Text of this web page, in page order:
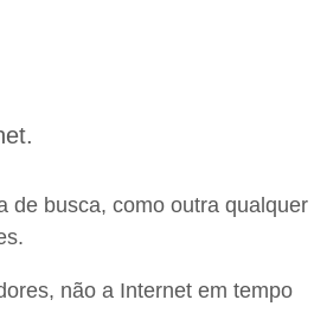
de busca, como outra qualquer
não a Internet em tempo